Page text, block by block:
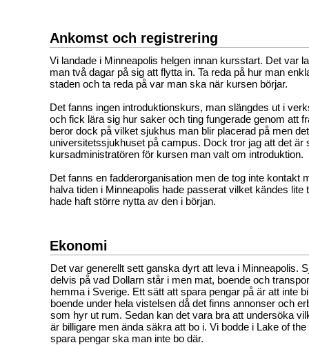
Ankomst och registrering
Vi landade i Minneapolis helgen innan kursstart. Det var
man två dagar på sig att flytta in. Ta reda på hur man
staden och ta reda på var man ska när kursen börjar.
Det fanns ingen introduktionskurs, man slängdes ut i
och fick lära sig hur saker och ting fungerade genom att
beror dock på vilket sjukhus man blir placerad på men
universitetssjukhuset på campus. Dock tror jag att det är
kursadministratören för kursen man valt om introduktion.
Det fanns en fadderorganisation men de tog inte kontakt
halva tiden i Minneapolis hade passerat vilket kändes lite
hade haft större nytta av den i början.
Ekonomi
Det var generellt sett ganska dyrt att leva i Minneapolis.
delvis på vad Dollarn står i men mat, boende och
hemma i Sverige. Ett sätt att spara pengar på är att inte
boende under hela vistelsen då det finns annonser och
som hyr ut rum. Sedan kan det vara bra att undersöka
är billigare men ända säkra att bo i. Vi bodde i Lake of
spara pengar ska man inte bo där.